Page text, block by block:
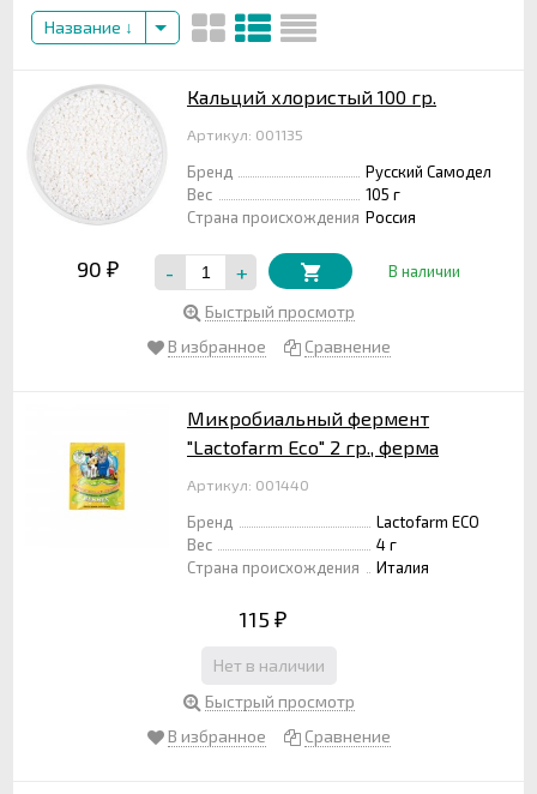
Название
Кальций хлористый 100 гр.
Артикул: 001135
Бренд
Русский Самодел
Вес
105 г
Страна происхождения Россия
90 ₽ - + В наличии
Быстрый просмотр
В избранное
Сравнение
Микробиальный фермент
"Lactofarm Eco" 2 гр., ферма
Артикул: 001440
Бренд
Lactofarm ECO
Вес
4 г
Страна происхождения
Италия
115 ₽
Нет в наличии
Быстрый просмотр
В избранное
Сравнение